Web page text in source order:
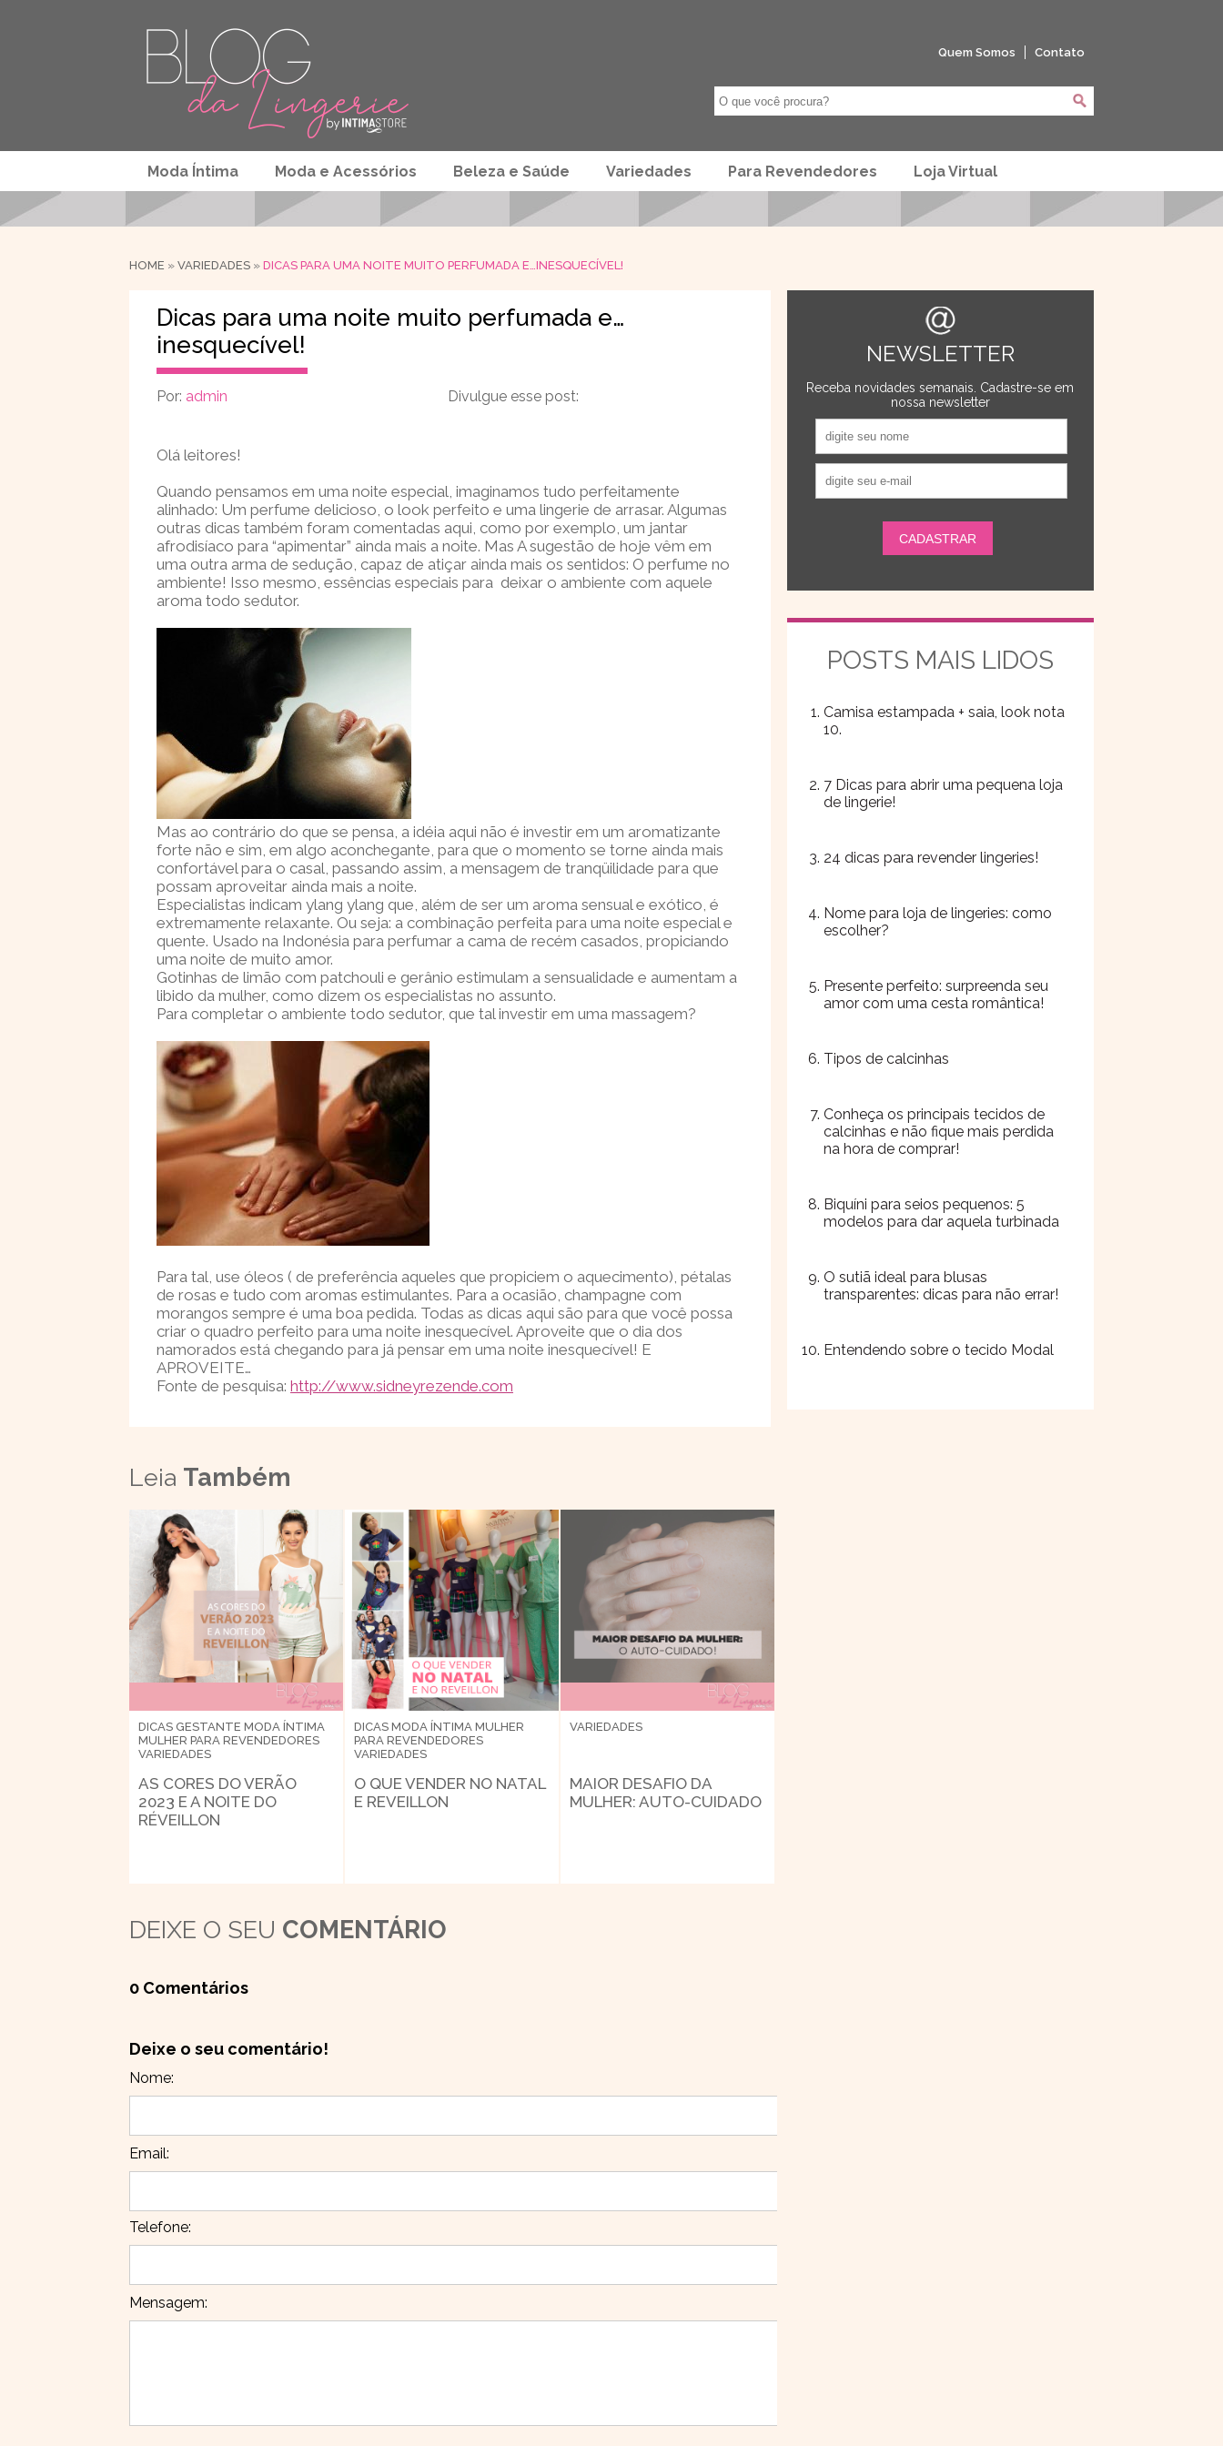
Quem Somos Contato
Moda Íntima Moda e Acessórios Beleza e Saúde Variedades Para Revendedores Loja Virtual
HOME » VARIEDADES » DICAS PARA UMA NOITE MUITO PERFUMADA E…INESQUECÍVEL!
Dicas para uma noite muito perfumada e…
inesquecível!
Por: admin Divulgue esse post:
Olá leitores!
Quando pensamos em uma noite especial, imaginamos tudo perfeitamente
alinhado: Um perfume delicioso, o look perfeito e uma lingerie de arrasar. Algumas
outras dicas também foram comentadas aqui, como por exemplo, um jantar
afrodisíaco para “apimentar” ainda mais a noite. Mas A sugestão de hoje vêm em
uma outra arma de sedução, capaz de atiçar ainda mais os sentidos: O perfume no
ambiente! Isso mesmo, essências especiais para deixar o ambiente com aquele
aroma todo sedutor.
Mas ao contrário do que se pensa, a idéia aqui não é investir em um aromatizante
forte não e sim, em algo aconchegante, para que o momento se torne ainda mais
confortável para o casal, passando assim, a mensagem de tranqüilidade para que
possam aproveitar ainda mais a noite.
Especialistas indicam ylang ylang que, além de ser um aroma sensual e exótico, é
extremamente relaxante. Ou seja: a combinação perfeita para uma noite especial e
quente. Usado na Indonésia para perfumar a cama de recém casados, propiciando
uma noite de muito amor.
Gotinhas de limão com patchouli e gerânio estimulam a sensualidade e aumentam a
libido da mulher, como dizem os especialistas no assunto.
Para completar o ambiente todo sedutor, que tal investir em uma massagem?
Para tal, use óleos ( de preferência aqueles que propiciem o aquecimento), pétalas
de rosas e tudo com aromas estimulantes. Para a ocasião, champagne com
morangos sempre é uma boa pedida. Todas as dicas aqui são para que você possa
criar o quadro perfeito para uma noite inesquecível. Aproveite que o dia dos
namorados está chegando para já pensar em uma noite inesquecível! E
APROVEITE…
Fonte de pesquisa: http://www.sidneyrezende.com
Leia Também
DICAS GESTANTE MODA ÍNTIMA
MULHER PARA REVENDEDORES
VARIEDADES
AS CORES DO VERÃO
2023 E A NOITE DO
RÉVEILLON
DICAS MODA ÍNTIMA MULHER
PARA REVENDEDORES
VARIEDADES
O QUE VENDER NO NATAL
E REVEILLON
VARIEDADES
MAIOR DESAFIO DA
MULHER: AUTO-CUIDADO
DEIXE O SEU COMENTÁRIO
0 Comentários
Deixe o seu comentário!
Nome:
Email:
Telefone:
Mensagem:
NEWSLETTER
Receba novidades semanais. Cadastre-se em
nossa newsletter
POSTS MAIS LIDOS
Camisa estampada + saia, look nota
10.
7 Dicas para abrir uma pequena loja
de lingerie!
24 dicas para revender lingeries!
Nome para loja de lingeries: como
escolher?
Presente perfeito: surpreenda seu
amor com uma cesta romântica!
Tipos de calcinhas
Conheça os principais tecidos de
calcinhas e não fique mais perdida
na hora de comprar!
Biquíni para seios pequenos: 5
modelos para dar aquela turbinada
O sutiã ideal para blusas
transparentes: dicas para não errar!
Entendendo sobre o tecido Modal